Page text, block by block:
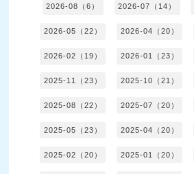
2026-08（6） 2026-07（14）
2026-05（22） 2026-04（20）
2026-02（19） 2026-01（23）
2025-11（23） 2025-10（21）
2025-08（22） 2025-07（20）
2025-05（23） 2025-04（20）
2025-02（20） 2025-01（20）